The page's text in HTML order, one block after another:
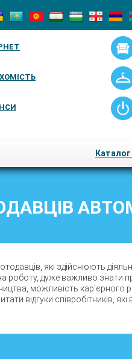
які здійснюють
роботу, дуже важливо знати
можливість
відгуки співробітників,